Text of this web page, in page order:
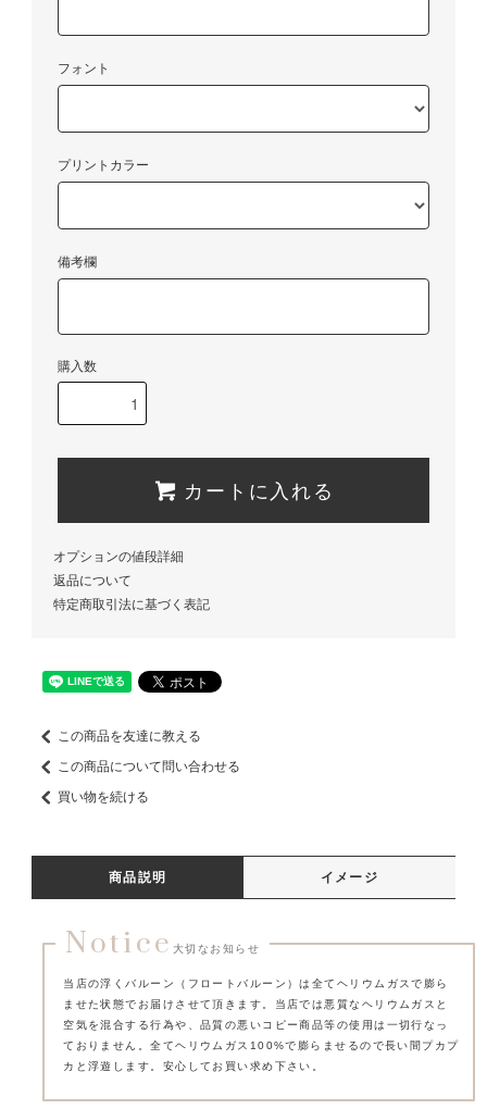
フォント
プリントカラー
備考欄
購入数
カートに入れる
オプションの値段詳細
返品について
特定商取引法に基づく表記
この商品を友達に教える
この商品について問い合わせる
買い物を続ける
商品説明 イメージ
Notice 大切なお知らせ
当店の浮くバルーン（フロートバルーン）は全てヘリウムガスで膨ら
ませた状態でお届けさせて頂きます。
当店では悪質なヘリウムガスと
空気を混合する行為や、品質の悪いコピー商品等の使用は一切行なっ
ておりません。全てヘリウムガス100%で膨らませるので長い間プカプ
カと浮遊します。安心してお買い求め下さい。